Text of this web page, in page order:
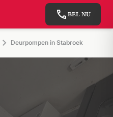
callBEL NU
chevron_right Deurpompen in Stabroek